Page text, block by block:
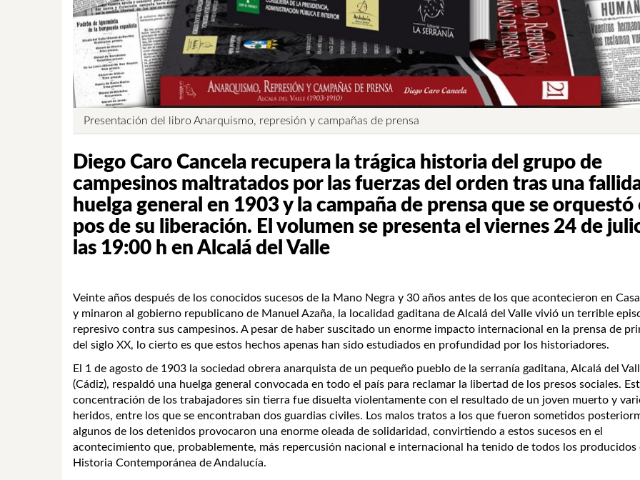
Presentación del libro Anarquismo, represión y campañas de prensa
Diego Caro Cancela recupera la trágica historia del grupo de
campesinos maltratados por las fuerzas del orden tras una
huelga general en 1903 y la campaña de prensa que se orquestó
pos de su liberación. El volumen se presenta el viernes 24 de
las 19:00 h en Alcalá del Valle
Veinte años después de los conocidos sucesos de la Mano Negra y 30 años antes de los que acontecieron en
y minaron al gobierno republicano de Manuel Azaña, la localidad gaditana de Alcalá del Valle vivió un terrible
represivo contra sus campesinos. A pesar de haber suscitado un enorme impacto internacional en la prensa de
del siglo XX, lo cierto es que estos hechos apenas han sido estudiados en profundidad por los historiadores.
El 1 de agosto de 1903 la sociedad obrera anarquista de un pequeño pueblo de la serranía gaditana, Alcalá del
(Cádiz), respaldó una huelga general convocada en todo el país para reclamar la libertad de los presos sociales.
concentración de los trabajadores sin tierra fue disuelta violentamente con el resultado de un joven muerto y
heridos, entre los que se encontraban dos guardias civiles. Los malos tratos a los que fueron sometidos
algunos de los detenidos provocaron una enorme oleada de solidaridad, convirtiendo a estos sucesos en el
acontecimiento que, probablemente, más repercusión nacional e internacional ha tenido de todos los producidos
Historia Contemporánea de Andalucía.
nº
17
Catálogo
andalusíes
Virgilio Martínez
Rubén-Lot
18.00€
Manuel Becerra
Manuel Becerra Parra
junio de 1979) es un
naturalista andaluz,
Recursos Naturales y
libros relacionados
[Leer más]